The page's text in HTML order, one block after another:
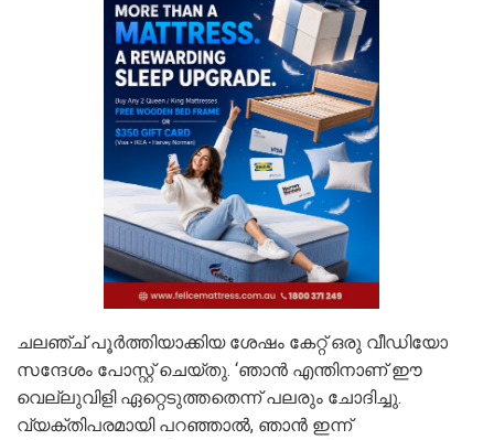
ചലഞ്ച് പൂര്‍ത്തിയാക്കിയ ശേഷം കേറ്റ് ഒരു വീഡിയോ
സന്ദേശം പോസ്റ്റ് ചെയ്തു. ‘ഞാന്‍ എന്തിനാണ് ഈ
വെല്ലുവിളി ഏറ്റെടുത്തതെന്ന് പലരും ചോദിച്ചു.
വ്യക്തിപരമായി പറഞ്ഞാല്‍, ഞാന്‍ ഇന്ന്